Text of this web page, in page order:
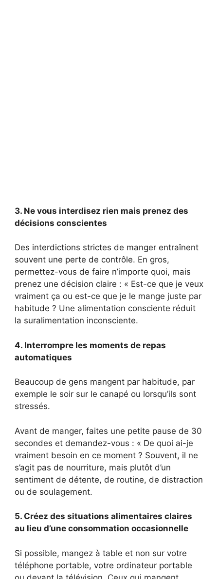
3. Ne vous interdisez rien mais prenez des
décisions conscientes
Des interdictions strictes de manger entraînent
souvent une perte de contrôle. En gros,
permettez-vous de faire n’importe quoi, mais
prenez une décision claire : « Est-ce que je veux
vraiment ça ou est-ce que je le mange juste par
habitude ? Une alimentation consciente réduit
la suralimentation inconsciente.
4. Interrompre les moments de repas
automatiques
Beaucoup de gens mangent par habitude, par
exemple le soir sur le canapé ou lorsqu’ils sont
stressés.
Avant de manger, faites une petite pause de 30
secondes et demandez-vous : « De quoi ai-je
vraiment besoin en ce moment ? Souvent, il ne
s’agit pas de nourriture, mais plutôt d’un
sentiment de détente, de routine, de distraction
ou de soulagement.
5. Créez des situations alimentaires claires
au lieu d’une consommation occasionnelle
Si possible, mangez à table et non sur votre
téléphone portable, votre ordinateur portable